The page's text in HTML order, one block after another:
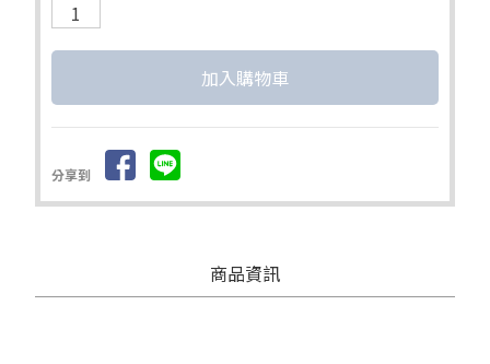
分享到
商品資訊